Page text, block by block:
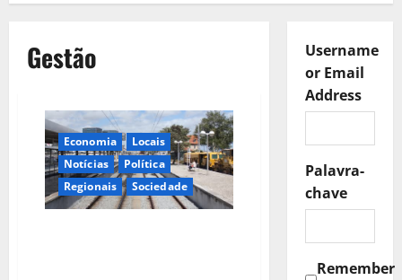
Gestão
Economia
Locais
Notícias
Política
Regionais
Sociedade
Username
or Email
Address
Palavra-
chave
Remember